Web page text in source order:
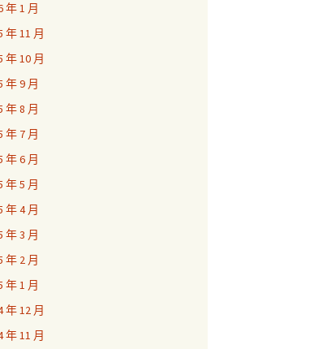
年 1 月
年 11 月
年 10 月
年 9 月
年 8 月
年 7 月
年 6 月
年 5 月
年 4 月
年 3 月
年 2 月
年 1 月
年 12 月
年 11 月